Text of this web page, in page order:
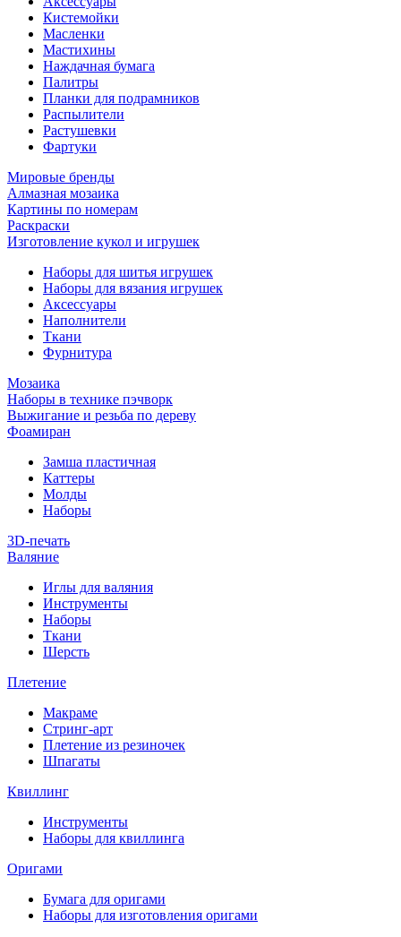
Кистемойки
Масленки
Мастихины
Наждачная бумага
Палитры
Планки для подрамников
Распылители
Растушевки
Фартуки
Мировые бренды
Алмазная мозаика
Картины по номерам
Раскраски
Изготовление кукол и игрушек
Наборы для шитья игрушек
Наборы для вязания игрушек
Аксессуары
Наполнители
Ткани
Фурнитура
Мозаика
Наборы в технике пэчворк
Выжигание и резьба по дереву
Фоамиран
Замша пластичная
Каттеры
Молды
Наборы
3D-печать
Валяние
Иглы для валяния
Инструменты
Наборы
Ткани
Шерсть
Плетение
Макраме
Стринг-арт
Плетение из резиночек
Шпагаты
Квиллинг
Инструменты
Наборы для квиллинга
Оригами
Бумага для оригами
Наборы для изготовления оригами